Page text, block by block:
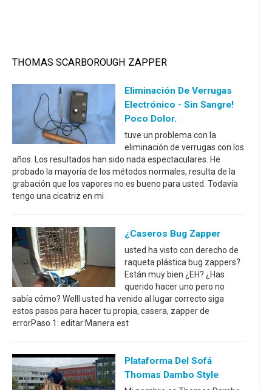
THOMAS SCARBOROUGH ZAPPER
Eliminación De Verrugas
Electrónico - Sin Sangre!
Poco Dolor.
tuve un problema con la
eliminación de verrugas con los
años. Los resultados han sido nada espectaculares. He
probado la mayoría de los métodos normales, resulta de la
grabación que los vapores no es bueno para usted. Todavía
tengo una cicatriz en mi
¿Caseros Bug Zapper
usted ha visto con derecho de
raqueta plástica bug zappers?
Están muy bien ¿EH? ¿Has
querido hacer uno pero no
sabía cómo? Welll usted ha venido al lugar correcto siga
estos pasos para hacer tu propia, casera, zapper de
errorPaso 1: editar:Manera est
Plataforma Del Sofá
Thomas Dambo Style